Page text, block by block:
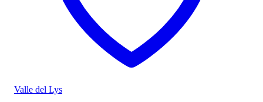
Valle del Lys